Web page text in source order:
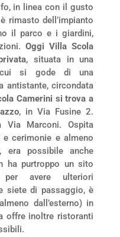
in linea con il gusto
rimasto dell’impianto
il parco e i giardini,
Oggi Villa Scola
, situata in una
cui si gode di una
antistante, circondata
Camerini si trova a
, in Via Fusine 2.
Via Marconi. Ospita
cerimonie e almeno
possibile anche
ha purtroppo un sito
avere ulteriori
siete di passaggio, è
dall’esterno) in
offre inoltre ristoranti